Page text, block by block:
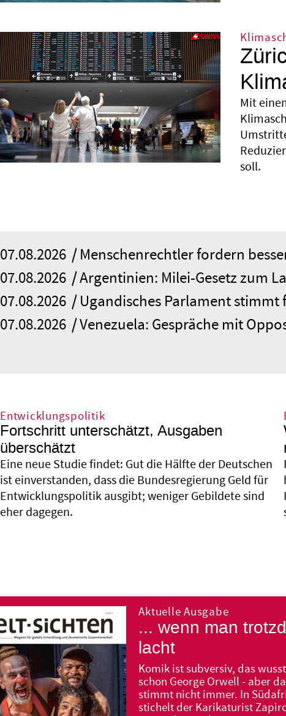
Mit
soll.
07.08.2026
Menschenrechtler fordern
07.08.2026
Argentinien: Milei-Gesetz zum
07.08.2026
Ugandisches Parlament
07.08.2026
Venezuela: Gespräche mit
Entwicklungspolitik
Fortschritt unterschätzt, Ausgaben
überschätzt
Eine neue Studie findet: Gut die Hälfte der Deutschen
ist einverstanden, dass die Bundesregierung Geld für
Entwicklungspolitik ausgibt; weniger Gebildete sind
eher dagegen.
Aktuelle Ausgabe
... wenn man
lacht
Komik ist subversiv, das
schon George Orwell - aber
stimmt nicht immer. In
stichelt der Karikaturist